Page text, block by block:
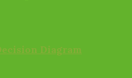
Diagram